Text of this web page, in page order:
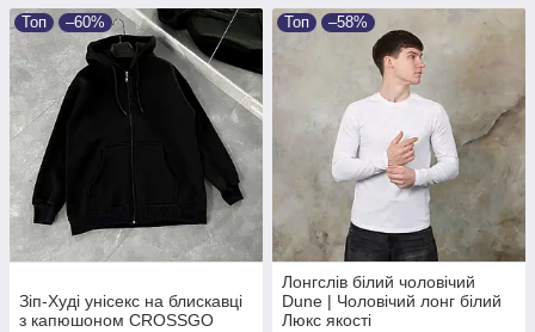
Топ –60%
Зіп-Худі унісекс на блискавці
з капюшоном CROSSGO
Топ –58%
Лонгслів білий чоловічий
Dune | Чоловічий лонг білий
Люкс якості